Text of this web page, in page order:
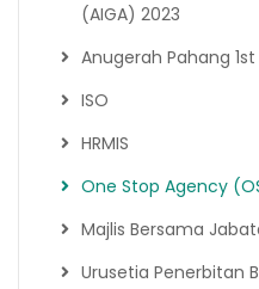
(AIGA) 2023
Anugerah Pahang 1st
ISO
HRMIS
One Stop Agency
Majlis Bersama
Urusetia Penerbitan